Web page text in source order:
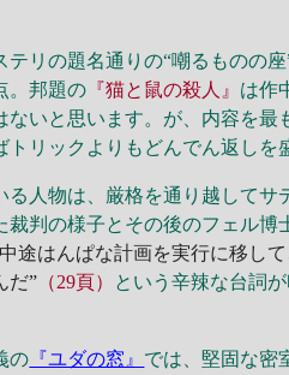
リの題名通りの“嘲るものの
。邦題の 『猫と鼠の殺人』 は作
ないと思います。が、内容を最
トリックよりもどんでん返しを
人物は、厳格を通り越してサ
裁判の様子とその後のフェル博
途はんぱな計画を実行に移し
だ” （29頁） という辛辣な台詞
の 『ユダの窓』 では、堅固な密